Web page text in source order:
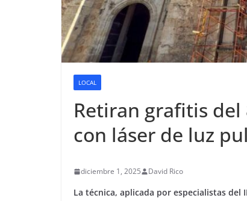
LOCAL
Retiran grafitis
con láser de luz
diciembre 1, 2025 David Rico
La técnica, aplicada por especialistas